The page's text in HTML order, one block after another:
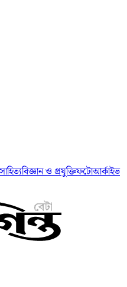
বিজ্ঞান ও প্রযুক্তিফটোআর্কাইভ